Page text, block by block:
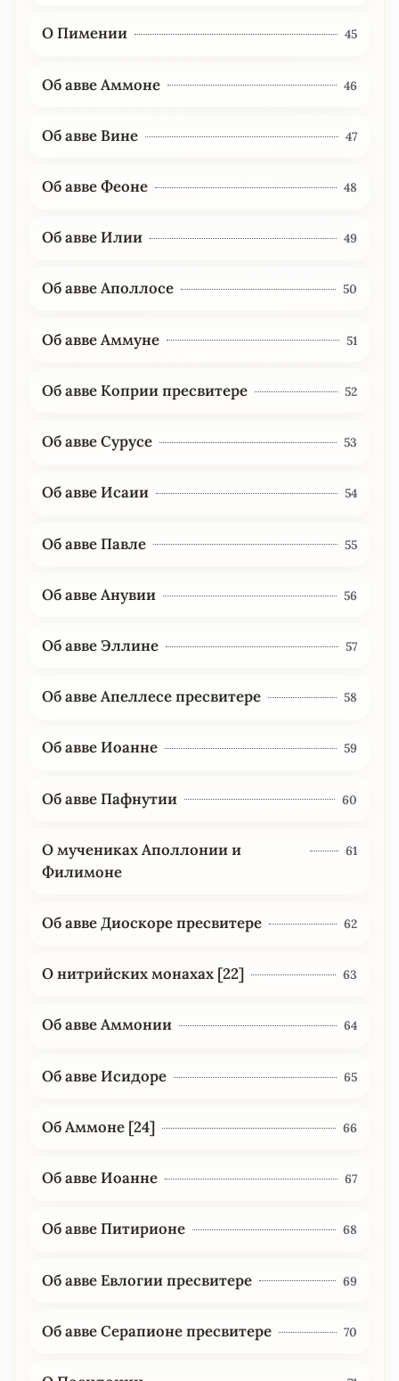
О Пимении 45
Об авве Аммоне 46
Об авве Вине 47
Об авве Феоне 48
Об авве Илии 49
Об авве Аполлосе 50
Об авве Аммуне 51
Об авве Коприи пресвитере 52
Об авве Сурусе 53
Об авве Исаии 54
Об авве Павле 55
Об авве Анувии 56
Об авве Эллине 57
Об авве Апеллесе пресвитере 58
Об авве Иоанне 59
Об авве Пафнутии 60
О мучениках Аполлонии и
Филимоне
61
Об авве Диоскоре пресвитере 62
О нитрийских монахах [22] 63
Об авве Аммонии 64
Об авве Исидоре 65
Об Аммоне [24] 66
Об авве Иоанне 67
Об авве Питирионе 68
Об авве Евлогии пресвитере 69
Об авве Серапионе пресвитере 70